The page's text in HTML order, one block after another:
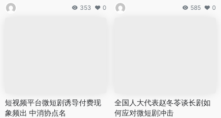
353 0 585 0
短视频平台微短剧诱导付费现
象频出 中消协点名
全国人大代表赵冬苓谈长剧如
何应对微短剧冲击